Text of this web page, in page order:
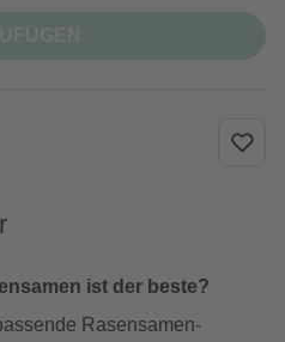
ist der beste?
Rasensamen-